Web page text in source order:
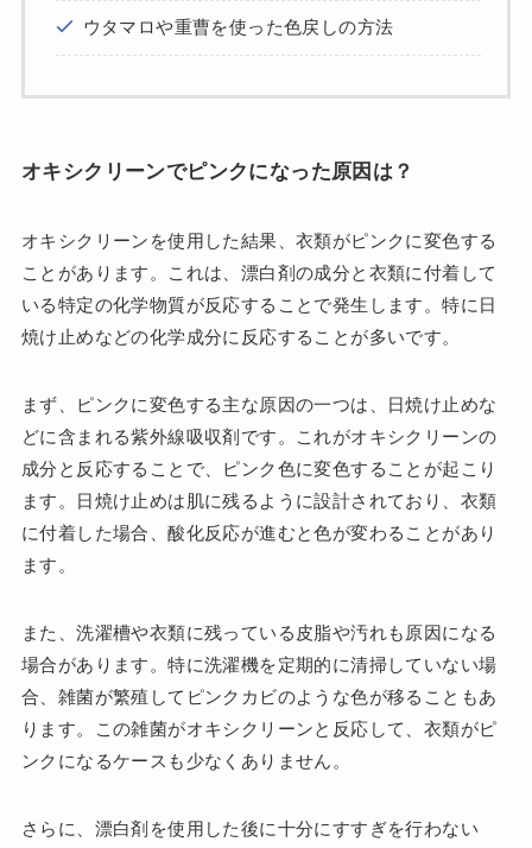
ウタマロや重曹を使った色戻しの方法
オキシクリーンでピンクになった原因は？
オキシクリーンを使用した結果、衣類がピンクに変色する
ことがあります。これは、漂白剤の成分と衣類に付着して
いる特定の化学物質が反応することで発生します。特に日
焼け止めなどの化学成分に反応することが多いです。
まず、ピンクに変色する主な原因の一つは、日焼け止めな
どに含まれる紫外線吸収剤です。これがオキシクリーンの
成分と反応することで、ピンク色に変色することが起こり
ます。日焼け止めは肌に残るように設計されており、衣類
に付着した場合、酸化反応が進むと色が変わることがあり
ます。
また、洗濯槽や衣類に残っている皮脂や汚れも原因になる
場合があります。特に洗濯機を定期的に清掃していない場
合、雑菌が繁殖してピンクカビのような色が移ることもあ
ります。この雑菌がオキシクリーンと反応して、衣類がピ
ンクになるケースも少なくありません。
さらに、漂白剤を使用した後に十分にすすぎを行わない